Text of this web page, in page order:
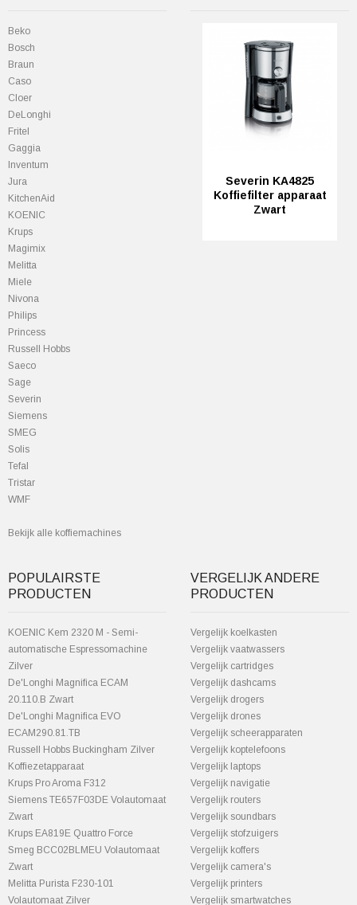
Beko
Bosch
Braun
Caso
Cloer
DeLonghi
Fritel
Gaggia
Inventum
Jura
KitchenAid
KOENIC
Krups
Magimix
Melitta
Miele
Nivona
Philips
Princess
Russell Hobbs
Saeco
Sage
Severin
Siemens
SMEG
Solis
Tefal
Tristar
WMF
Bekijk alle koffiemachines
Severin KA4825
Koffiefilter apparaat
Zwart
POPULAIRSTE
PRODUCTEN
KOENIC Kem 2320 M - Semi-
automatische Espressomachine
Zilver
De'Longhi Magnifica ECAM
20.110.B Zwart
De'Longhi Magnifica EVO
ECAM290.81.TB
Russell Hobbs Buckingham Zilver
Koffiezetapparaat
Krups Pro Aroma F312
Siemens TE657F03DE Volautomaat
Zwart
Krups EA819E Quattro Force
Smeg BCC02BLMEU Volautomaat
Zwart
Melitta Purista F230-101
Volautomaat Zilver
VERGELIJK ANDERE
PRODUCTEN
Vergelijk koelkasten
Vergelijk vaatwassers
Vergelijk cartridges
Vergelijk dashcams
Vergelijk drogers
Vergelijk drones
Vergelijk scheerapparaten
Vergelijk koptelefoons
Vergelijk laptops
Vergelijk navigatie
Vergelijk routers
Vergelijk soundbars
Vergelijk stofzuigers
Vergelijk koffers
Vergelijk camera's
Vergelijk printers
Vergelijk smartwatches